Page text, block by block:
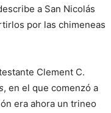
a San Nicolás
por las chimeneas
Clement C.
, en el que comenzó a
era ahora un trineo